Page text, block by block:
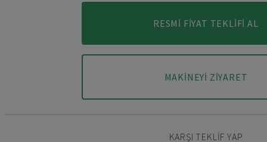
RESMI FIYAT TEKLIFI AL
MAKINEYI ZIYARET
KARŞI TEKLIF YAP